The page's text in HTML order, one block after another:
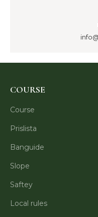
COURSE
Course
Prislista
Banguide
Slope
Saftey
Local rules